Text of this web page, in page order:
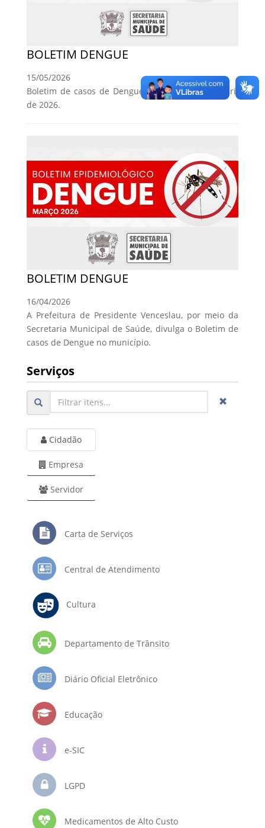
BOLETIM DENGUE
15/05/2026
Boletim de casos de Dengue no município em abril
de 2026.
BOLETIM DENGUE
16/04/2026
A Prefeitura de Presidente Venceslau, por meio da
Secretaria Municipal de Saúde, divulga o Boletim de
casos de Dengue no município.
Serviços
Cidadão
Empresa
Servidor
Carta de Serviços
Central de Atendimento
Cultura
Departamento de Trânsito
Diário Oficial Eletrônico
Educação
e-SIC
LGPD
Medicamentos de Alto Custo